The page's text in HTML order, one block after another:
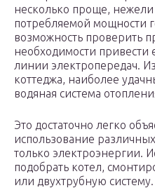
несколько проще,
потребляемой мощности
возможность проверить
необходимости привести
линии электропередач.
коттеджа, наиболее
водяная система
Это достаточно легко
использование
только электроэнергии.
подобрать котел,
или двухтрубную систему.